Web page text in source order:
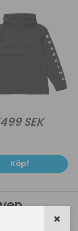
SEK
Köp!